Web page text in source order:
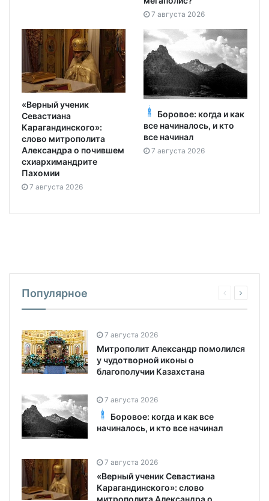
7 августа 2026
«Верный ученик
Севастиана
Карагандинского»:
слово митрополита
Александра о почившем
схиархимандрите
Пахомии
7 августа 2026
Боровое: когда и как
все начиналось, и кто
все начинал
7 августа 2026
Популярное
7 августа 2026
Митрополит Александр помолился
у чудотворной иконы о
благополучии Казахстана
7 августа 2026
Боровое: когда и как все
начиналось, и кто все начинал
7 августа 2026
«Верный ученик Севастиана
Карагандинского»: слово